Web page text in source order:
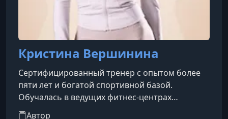
Кристина Вершинина
Сертифицированный тренер с опытом более
пяти лет и богатой спортивной базой.
Обучалась в ведущих фитнес-центрах
«Анатомия», «Ростфит» и Колледже Вейдера,
Автор